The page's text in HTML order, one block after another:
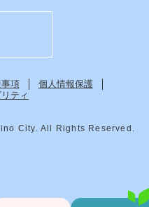
項
個人情報保護
ティ
City. All Rights Reserved.